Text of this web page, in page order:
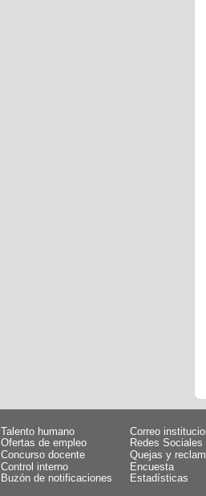
Talento humano
Ofertas de empleo
Concurso docente
Control interno
Buzón de notificaciones
Correo
Redes Sociales
Quejas y
Encuesta
Estadísticas